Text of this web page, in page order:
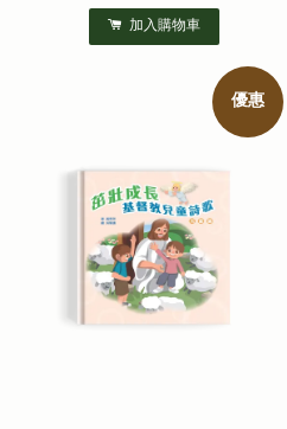
加入購物車
優惠